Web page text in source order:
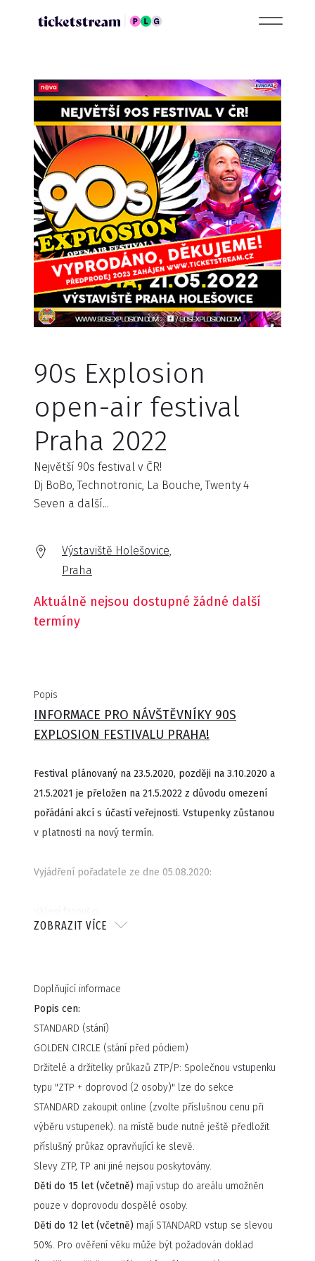
90s Explosion
open-air festival
Praha 2022
Největší 90s festival v ČR!
Dj BoBo, Technotronic, La Bouche, Twenty 4
Seven a další...
Výstaviště Holešovice,
Praha
Aktuálně nejsou dostupné žádné další
termíny
Popis
INFORMACE PRO NÁVŠTĚVNÍKY 90S
EXPLOSION FESTIVALU PRAHA!
Festival plánovaný na 23.5.2020, později na 3.10.2020 a
21.5.2021 je přeložen na 21.5.2022 z důvodu omezení
pořádání akcí s účastí veřejnosti. Vstupenky zůstanou
v platnosti na nový termín.
Vyjádření pořadatele ze dne 05.08.2020:
stanovených termínech. Díky stále měnícím se vládním
opatření a omezování počtu návštěvníků se tak 90s
Explosion v Praze i Brně přesouvá na rok 2022.
Praha nový termín: 21.5.2022
Brno nový termín: 17.9.2022
Termíny hledáme tak, abychom vám mohli přinést původní
program se všemi umělci. Pro ten pražský máme skvělou
zprávu, plánovaná programová jména jsou do jednoho
potvrzena.
Vaše zakoupené vstupenky zůstávají v platnosti i pro rok
2022 a tímto vás také prosíme, abyste si je ponechali.
Podpoříte tak váš oblíbený festival a my věříme, že to
ZOBRAZIT VÍCE
Doplňující informace
Popis cen:
STANDARD (stání)
GOLDEN CIRCLE (stání před pódiem)
Držitelé a držitelky průkazů ZTP/P: Společnou vstupenku
typu "ZTP + doprovod (2 osoby)" lze do sekce
STANDARD zakoupit online (zvolte příslušnou cenu při
výběru vstupenek). na místě bude nutné ještě předložit
příslušný průkaz opravňující ke slevě.
Slevy ZTP, TP ani jiné nejsou poskytovány.
Děti do 15 let (včetně) mají vstup do areálu umožněn
pouze v doprovodu dospělé osoby.
Děti do 12 let (včetně) mají STANDARD vstup se slevou
50%. Pro ověření věku může být požadován doklad